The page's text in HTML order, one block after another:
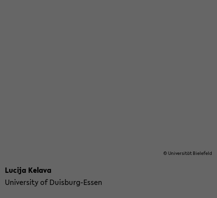
© Uni­ver­sität Biele­feld
Lu­cija Kelava
Uni­ver­sity of Duisburg-​Essen